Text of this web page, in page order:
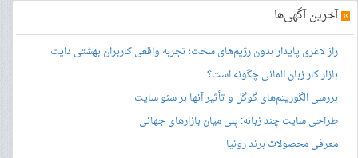
»آخرین آگهی‌ها
راز لاغری پایدار بدون رژیم‌های سخت؛ تجربه واقعی کاربران بهشتی دایت
بازار کار زبان آلمانی چگونه است؟
بررسی الگوریتم‌های گوگل و تأثیر آنها بر سئو سایت
طراحی سایت چند زبانه: پلی میان بازارهای جهانی
معرفی محصولات برند رونیا